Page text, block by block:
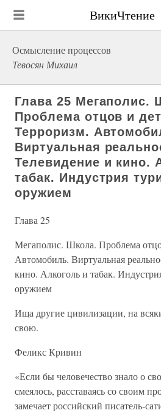
ВикиЧтение
Осмысление процессов
Тевосян Михаил
Глава 25 Мегаполис.
Проблема отцов и
Терроризм.
Виртуальная
Телевидение и кино.
табак. Индустрия
оружием
Глава 25
Мегаполис. Школа. Проблема
Автомобиль. Виртуальная
кино. Алкоголь и табак.
оружием
Ища другие цивилизации, на
свою.
Феликс Кривин
«Если бы человечество знало о
смеялось, расставаясь со своим
замечает российский писатель-